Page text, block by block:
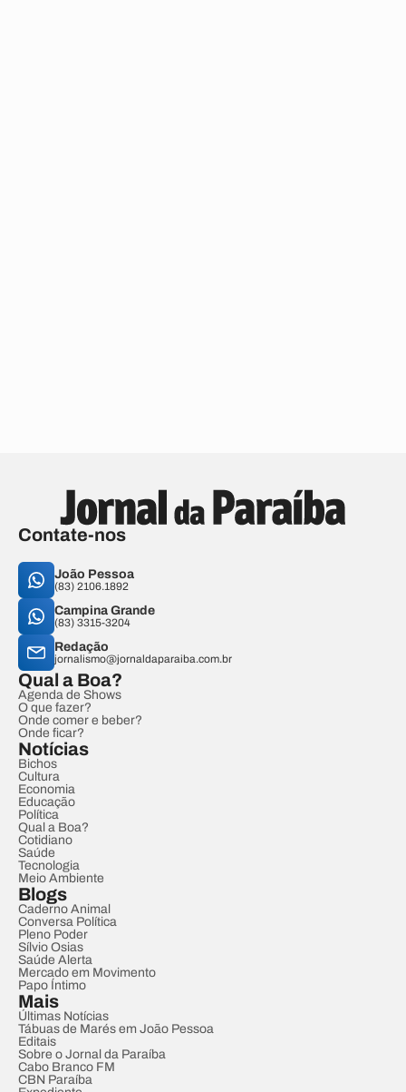
Contate-nos
João Pessoa
(83) 2106.1892
Campina Grande
(83) 3315-3204
Redação
jornalismo@jornaldaparaiba.com.br
Qual a Boa?
Agenda de Shows
O que fazer?
Onde comer e beber?
Onde ficar?
Notícias
Bichos
Cultura
Economia
Educação
Política
Qual a Boa?
Cotidiano
Saúde
Tecnologia
Meio Ambiente
Blogs
Caderno Animal
Conversa Política
Pleno Poder
Sílvio Osias
Saúde Alerta
Mercado em Movimento
Papo Íntimo
Mais
Últimas Notícias
Tábuas de Marés em João Pessoa
Editais
Sobre o Jornal da Paraíba
Cabo Branco FM
CBN Paraíba